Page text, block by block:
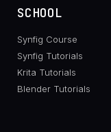
SCHOOL
Synfig Course
Synfig Tutorials
Krita Tutorials
Blender Tutorials